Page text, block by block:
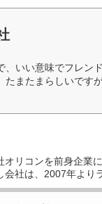
いい意味でフレン
またまらしいです
オリコンを前身企業
社は、2007年より